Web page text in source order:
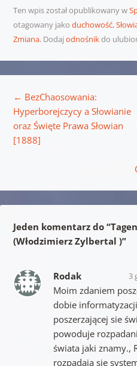
Ten wpis został opublikowany w
otagowany jako duchowość,
Zmiana. Dodaj odnośnikdo
← BezChaosowania:
Hyperborejczycy a Słowianie
oraz Święte Prawa Słowian
[1888]
Jeden komentarz do “
(Włodzimierz Zylbertal )”
Rodak 3
Moim zdaniem
dobie
poszerzającej sie
powoduje
świata jaki znamy.,
rozpadają sie